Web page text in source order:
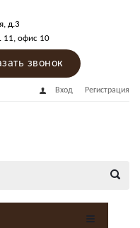
д.3
11, офис 10
звонок
Вход Регистрация